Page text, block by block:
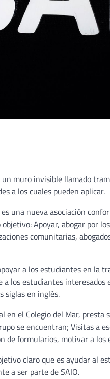
muro invisible llamado
a los cuales pueden aplicar.
una nueva asociación
Apoyar, abogar por
comunitarias,
a los estudiantes en la
los estudiantes
siglas en inglés.
en el Colegio del Mar,
se encuentran; Visitas a
de formularios, motivar a
claro que es ayudar al
a ser parte de SAIO.